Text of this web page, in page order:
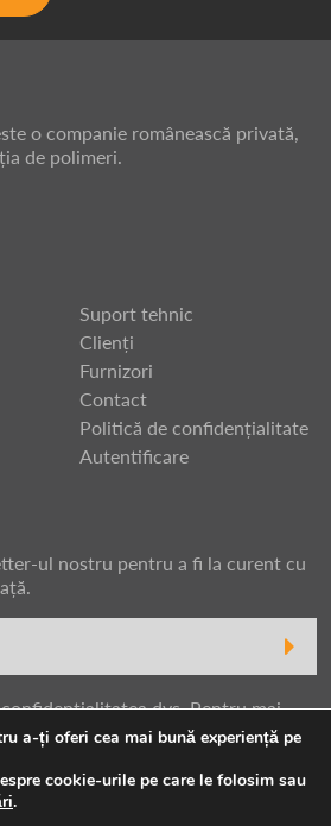
o companie românească privată,
de polimeri.
Suport tehnic
Clienți
Furnizori
Contact
Politică de confidențialitate
Autentificare
ul nostru pentru a fi la curent cu
dvs. Pentru mai
Politica de confidențialitate.
|
a-ți oferi cea mai bună experiență pe
cookie-urile pe care le folosim sau
.